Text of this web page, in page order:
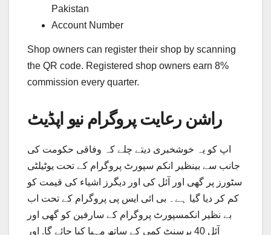
Pakistan
Account Number
Shop owners can register their shop by scanning
the QR code. Registered shop owners earn 8%
commission every quarter.
راشن رعایت پروگرام نیو اپڈیٹ
اپ کو یہ خوشخبری دیتے چلے کہ وفاقی حکومت کی
جانب سے بینظیر انکم سپورٹ پروگرام کے تحت یوٹیلٹی
سٹورز پر گھی اور آئل کی اور دیگرز اشیاء کی قیمت کو
کم کر دیا گیا ہے۔ بی ائی ایس پی پروگرام کے تحت اب
بے نظیر انکمسپورٹ پروگرام کے سارفین کو گھی اور
آئل 40 پرسنٹ کمی کے ساتھ مہیا کیا جائے گا. اور